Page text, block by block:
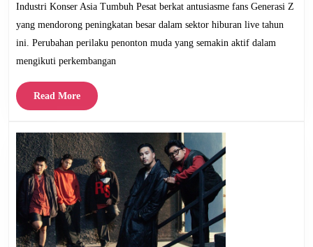
Pesat
Berkat
Gen
Z
Industri Konser Asia Tumbuh Pesat berkat antusiasme fans Generasi Z
yang mendorong peningkatan besar dalam sektor hiburan live tahun
ini. Perubahan perilaku penonton muda yang semakin aktif dalam
mengikuti perkembangan
Read MoreRead
More